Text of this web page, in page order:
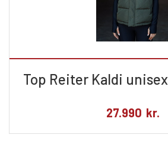
Top Reiter Kaldi
27.990 kr.